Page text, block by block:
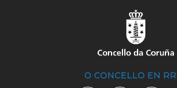
O CONCELLO EN